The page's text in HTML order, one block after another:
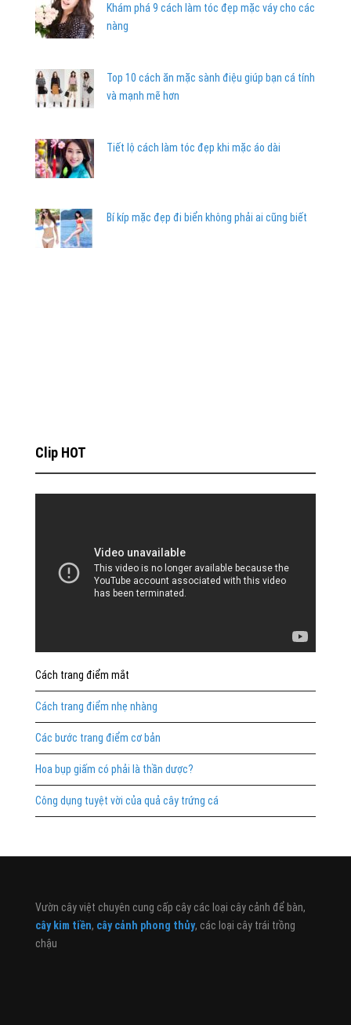
Khám phá 9 cách làm tóc đẹp mặc váy cho các
nàng
Top 10 cách ăn mặc sành điệu giúp bạn cá tính
và mạnh mẽ hơn
Tiết lộ cách làm tóc đẹp khi mặc áo dài
Bí kíp mặc đẹp đi biển không phải ai cũng biết
Clip HOT
Cách trang điểm mắt
Cách trang điểm nhẹ nhàng
Các bước trang điểm cơ bản
Hoa bụp giấm có phải là thần dược?
Công dụng tuyệt vời của quả cây trứng cá
Vườn cây việt chuyên cung cấp cây các loại cây cảnh để bàn,
cây kim tiền, cây cảnh phong thủy, các loại cây trái trồng
chậu